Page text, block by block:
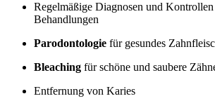
Regelmäßige Diagnosen und
Behandlungen
Parodontologie für gesundes
Bleaching für schöne und saubere
Entfernung von Karies